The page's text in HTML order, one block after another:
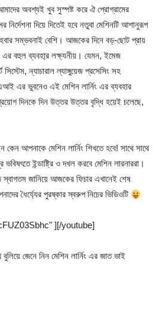
অবশ্যই খুব সুস্পষ্ট করে ঐ প্রোগ্রামের
নির্দেশনা দিয়ে দিতেই হবে নতুবা মেশিনটি আশানুরূপ
সম্ভবনাই বেশি। আজকের দিনে বড়-ছোট প্রায়
এর বহুল ব্যবহা্র লক্ষ্যনীয়। যেমন, ইমেজ
সিস্টেম, ন্যাচারাল ল্যাঙ্গুয়েজ প্রসেসিং সহ
এর ভুবনেও এই মেশিন লার্নিং এর ব্যবহার
দিনকে দিন উত্তর উত্তর বৃদ্ধি হয়েই চলেছে,
কেন আপনাকে মেশিন লার্নিং শিখতে হবে! সাথে সাথে
ইন্ডাষ্ট্রি ও দখল করবে মেশিন লারনাররা।
স্বাগতম জানিয়ে আজকের ফিচার এখানেই শেষ
ধৈর্য্যের পুরষ্কার স্বরুপ নিচের ভিডিওটি
][/youtube]
জেনে নিন মেশিন লার্নিং এর জাত ভাই